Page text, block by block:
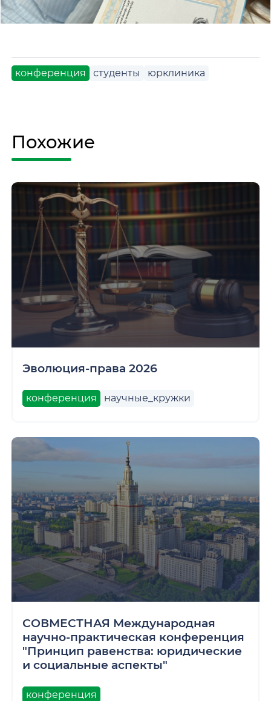
конференция студенты юрклиника
Похожие
Эволюция-права 2026
конференция научные_кружки
СОВМЕСТНАЯ Международная
научно-практическая конференция
"Принцип равенства: юридические
и социальные аспекты"
конференция